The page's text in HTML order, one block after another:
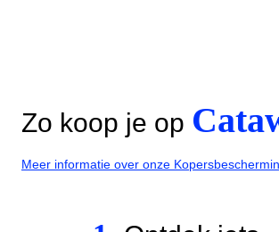
Zo koop je op
Meer informatie over onze